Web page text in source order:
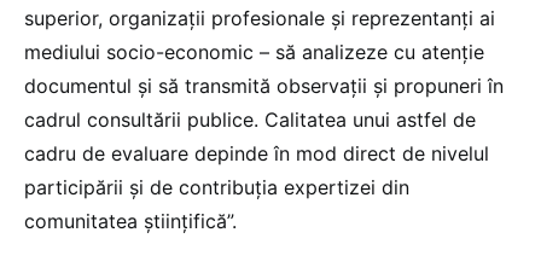
superior, organizații profesionale și reprezentanți ai
mediului socio-economic – să analizeze cu atenție
documentul și să transmită observații și propuneri în
cadrul consultării publice. Calitatea unui astfel de
cadru de evaluare depinde în mod direct de nivelul
participării și de contribuția expertizei din
comunitatea științifică”.